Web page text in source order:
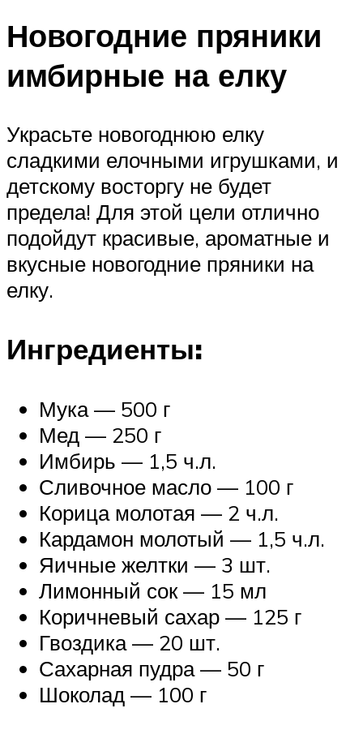
Новогодние пряники
имбирные на елку
Украсьте новогоднюю елку
сладкими елочными игрушками, и
детскому восторгу не будет
предела! Для этой цели отлично
подойдут красивые, ароматные и
вкусные новогодние пряники на
елку.
Ингредиенты:
Мука — 500 г
Мед — 250 г
Имбирь — 1,5 ч.л.
Сливочное масло — 100 г
Корица молотая — 2 ч.л.
Кардамон молотый — 1,5 ч.л.
Яичные желтки — 3 шт.
Лимонный сок — 15 мл
Коричневый сахар — 125 г
Гвоздика — 20 шт.
Сахарная пудра — 50 г
Шоколад — 100 г